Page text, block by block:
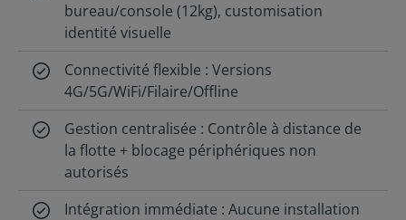
bureau/console (12kg), customisation
identité visuelle
Connectivité flexible : Versions
4G/5G/WiFi/Filaire/Offline
Gestion centralisée : Contrôle à distance de
la flotte + blocage périphériques non
autorisés
Intégration immédiate : Aucune installation